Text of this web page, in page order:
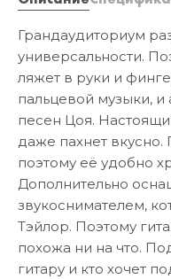
Грандаудиториум
универсальности.
ляжет в руки и
пальцевой музыки,
песен Цоя.
даже пахнет вкусно.
поэтому её удобно
Дополнительно
звукоснимателем,
Тэйлор. Поэтому
похожа ни на что.
гитару и кто хочет